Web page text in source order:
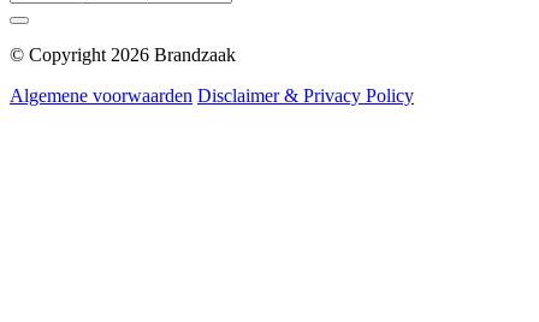
© Copyright 2026 Brandzaak
Algemene voorwaarden Disclaimer & Privacy Policy